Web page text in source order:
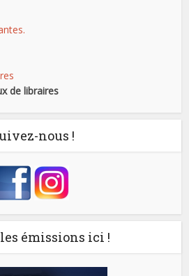
de libraires
nous !
émissions ici !